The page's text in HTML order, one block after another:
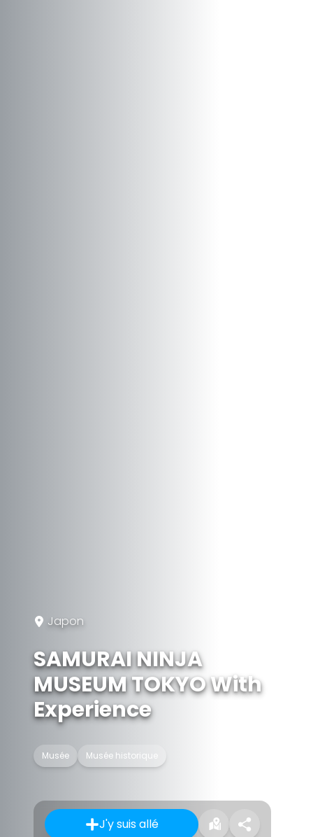
Japon
SAMURAI NINJA
MUSEUM TOKYO With
Experience
Musée Musée historique
J'y suis allé